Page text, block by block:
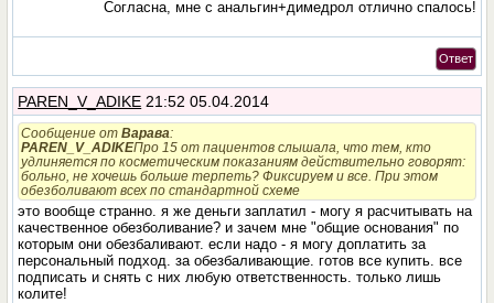
Согласна, мне с анальгин+димедрол отлично спалось!
Ответ
PAREN_V_ADIKE 21:52 05.04.2014
Сообщение отВарава:
PAREN_V_ADIKEПро 15 от пациентов слышала, что тем, кто
удлиняется по косметическим показаниям действительно говорят:
больно, не хочешь больше терпеть? Фиксируем и все. При этом
обезболивают всех по стандартной схеме
это вообще странно. я же деньги заплатил - могу я расчитывать на
качественное обезболивание? и зачем мне "общие основания" по
которым они обезбаливают. если надо - я могу доплатить за
персональный подход. за обезбаливающие. готов все купить. все
подписать и снять с них любую ответственность. только лишь
колите!